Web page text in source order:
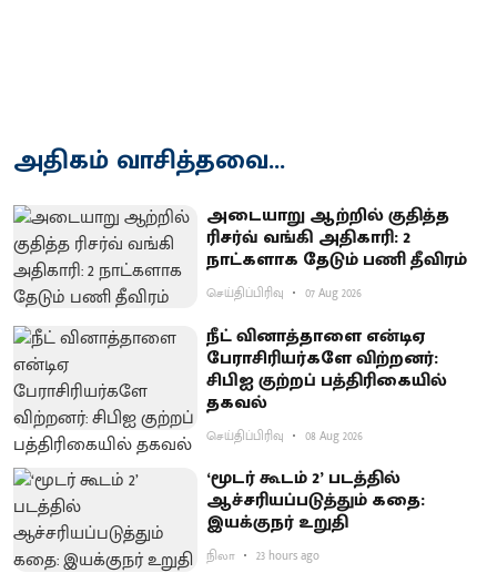
அதிகம் வாசித்தவை...
அடையாறு ஆற்றில் குதித்த
ரிசர்வ் வங்கி அதிகாரி: 2
நாட்களாக தேடும் பணி தீவிரம்
செய்திப்பிரிவு 07 Aug 2026
நீட் வினாத்தாளை என்டிஏ
பேராசிரியர்களே விற்றனர்:
சிபிஐ குற்றப் பத்திரிகையில்
தகவல்
செய்திப்பிரிவு 08 Aug 2026
‘மூடர் கூடம் 2’ படத்தில்
ஆச்சரியப்படுத்​தும் கதை:
இயக்குநர் உறுதி
நிலா 23 hours ago